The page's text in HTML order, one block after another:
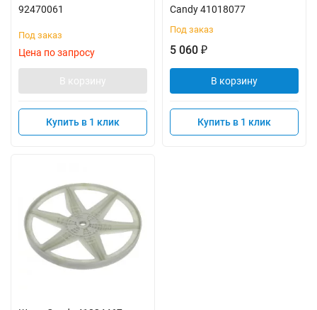
92470061
Под заказ
Цена по запросу
В корзину
Купить в 1 клик
Candy 41018077
Под заказ
5 060 ₽
В корзину
Купить в 1 клик